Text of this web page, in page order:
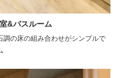
&バスルーム
調の床の組み合わせがシンプルで